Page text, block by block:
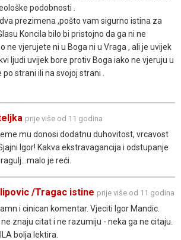
podobnosti .
dva prezimena ,pošto vam sigurno istina za
Koncila bilo bi pristojno da ga ni ne
ne vjerujete ni u Boga ni u Vraga , ali je uvijek
ljudi uvijek bore protiv Boga iako ne vjeruju u
strani ili na svojoj strani .
prije više od 11 godina
mu donosi dodatnu duhovitost, vrcavost
Igor! Kakva ekstravagancija i odstupanje
je reći.
/Tragac istine prije više od 11 godina
i cinican komentar. Vjeciti Igor Mandic.
znaju citat i ne razumiju - neka ga ne citaju.
bolja lektira.